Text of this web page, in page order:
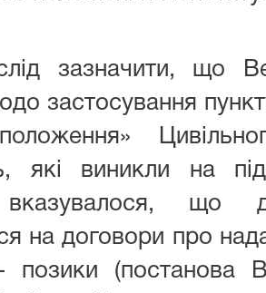
зазначити, що
застосування
положення»
які виникли на
що
на договори про
позики (постанова